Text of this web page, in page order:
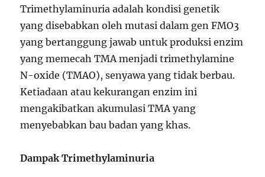
Trimethylaminuria adalah kondisi genetik
yang disebabkan oleh mutasi dalam gen FMO3
yang bertanggung jawab untuk produksi enzim
yang memecah TMA menjadi trimethylamine
N-oxide (TMAO), senyawa yang tidak berbau.
Ketiadaan atau kekurangan enzim ini
mengakibatkan akumulasi TMA yang
menyebabkan bau badan yang khas.
Dampak Trimethylaminuria